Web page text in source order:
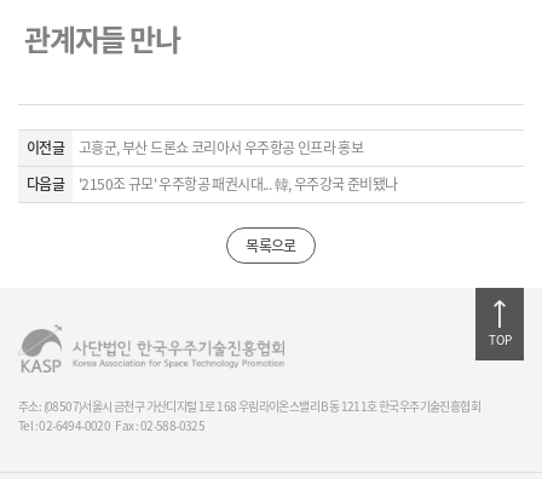
관계자들 만나
이전글
고흥군, 부산 드론쇼 코리아서 우주항공 인프라 홍보
다음글
'2150조 규모' 우주항공 패권시대... 韓, 우주강국 준비됐나
목록으로
주소: (08507)서울시 금천구 가산디지털 1로 168 우림라이온스밸리 B동 1211호 한국우주기술진흥협회
Tel : 02-6494-0020 Fax : 02-588-0325
TOP